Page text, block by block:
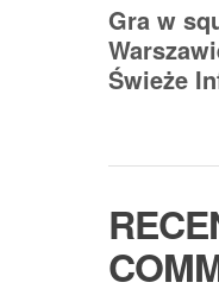
Gra w
Świeże